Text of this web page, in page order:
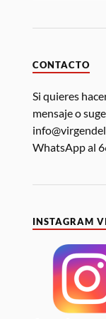
CONTACTO
Si quieres
mensaje o
WhatsApp al
INSTAGRAM